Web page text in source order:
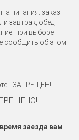
питания: заказ
завтрак, обед,
при выборе
сообщить об этом
- ЗАПРЕЩЕН!
заезда вам